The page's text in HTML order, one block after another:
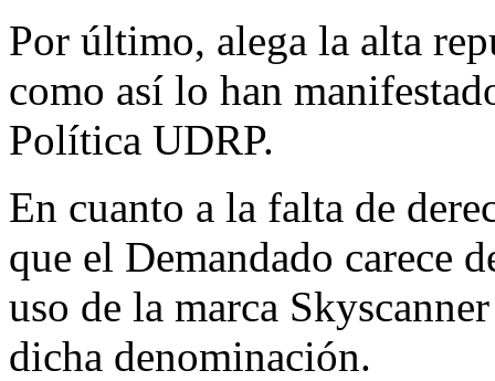
Por último, alega la alta
como así lo han
Política UDRP.
En cuanto a la falta de
que el Demandado carece
uso de la marca
dicha denominación.